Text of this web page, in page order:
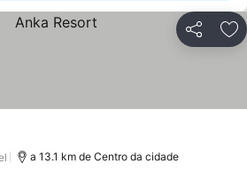
Partilhar
a 13.1 km de Centro da cidade